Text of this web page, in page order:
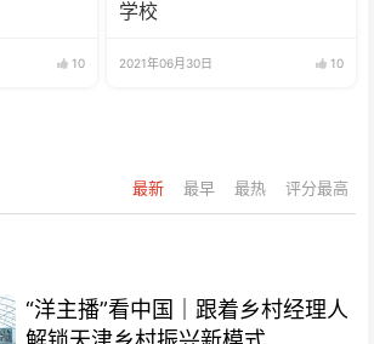
10
学校
2021年06月30日 10
最新 最早 最热 评分最高
“洋主播”看中国｜跟着乡村经理人